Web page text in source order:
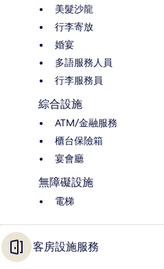
美髮沙龍
行李寄放
婚宴
多語服務人員
行李服務員
綜合設施
ATM/金融服務
櫃台保險箱
宴會廳
無障礙設施
電梯
客房設施服務